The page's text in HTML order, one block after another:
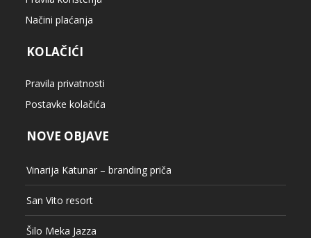
Načini plaćanja
KOLAČIĆI
Pravila privatnosti
Postavke kolačića
NOVE OBJAVE
Vinarija Katunar – branding priča
San Vito resort
Šilo Meka Jazza